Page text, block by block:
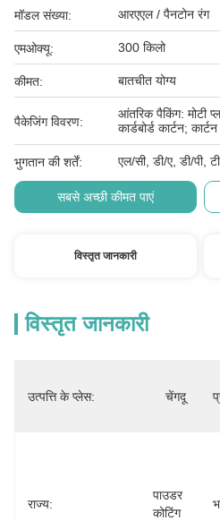
मॉडल संख्या: आरएएल / पैनटोन रंग
एमओक्यू: 300 किलो
कीमत: बातचीत योग्य
पैकेजिंग विवरण:
आंतरिक पैकिंग: मोटी
कार्डबोर्ड कार्टन;
भुगतान की शर्तें: एल/सी, डी/ए, डी/पी,
सबसे अच्छी कीमत पाएं
विस्तृत जानकारी
विस्तृत जानकारी
उत्पत्ति के प्लेस: चेंगदू
राज्य:
पाउडर
कोटिंग